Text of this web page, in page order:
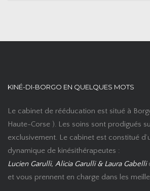
KINÉ-DI-BORGO EN QUELQUES MOTS
Le cabinet de rééducation est situé à
Haute-Corse ). Les soins sont prodigués
exclusivement. Le cabinet est constitué
dynamique de kinésithérapeutes :
Lucien Garulli, Alicia Garulli & Laura Gabelli
et vous prennent en charge dans les